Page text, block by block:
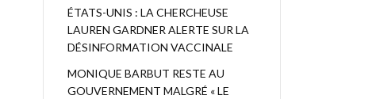
ÉTATS-UNIS : LA CHERCHEUSE
LAUREN GARDNER ALERTE SUR LA
DÉSINFORMATION VACCINALE
MONIQUE BARBUT RESTE AU
GOUVERNEMENT MALGRÉ « LE